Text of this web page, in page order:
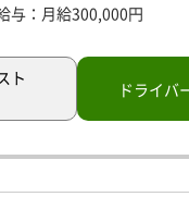
与：月給300,000円
ト
ドライバ